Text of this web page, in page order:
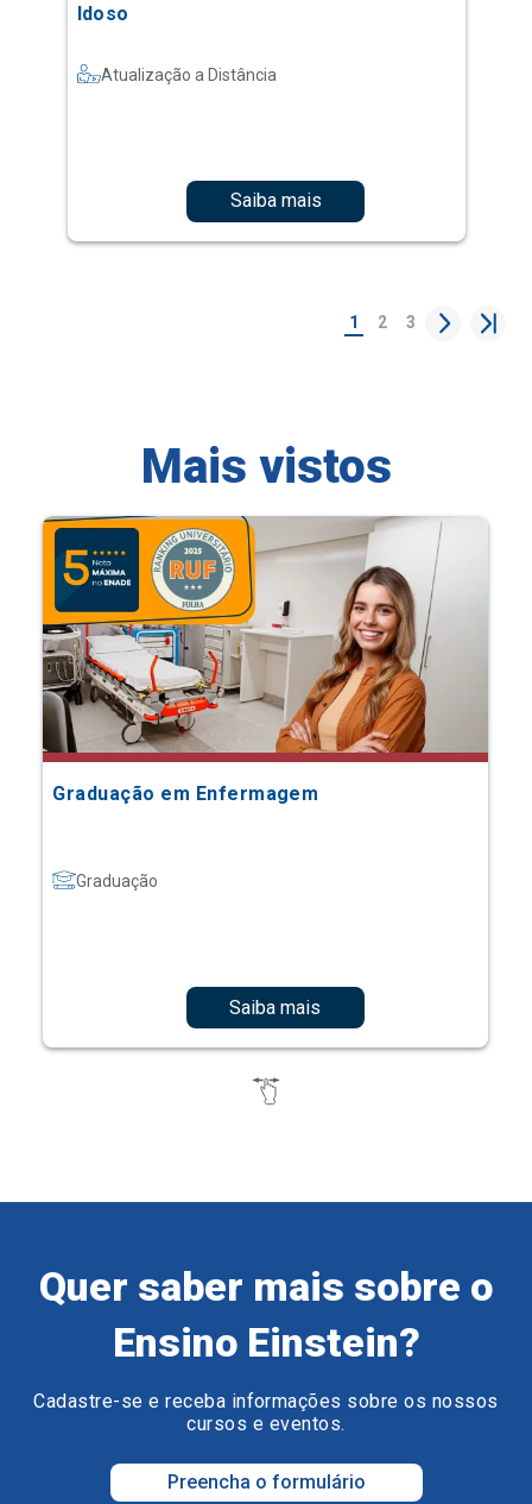
Idoso
Atualização a Distância
Saiba mais
1 2 3
Mais vistos
Graduação em Enfermagem
Graduação
Saiba mais
Quer saber mais sobre o
Ensino Einstein?
Cadastre-se e receba informações sobre os nossos
cursos e eventos.
Preencha o formulário